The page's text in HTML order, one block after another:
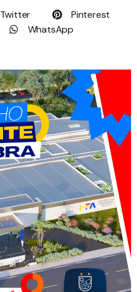
Twitter
Pinterest
WhatsApp